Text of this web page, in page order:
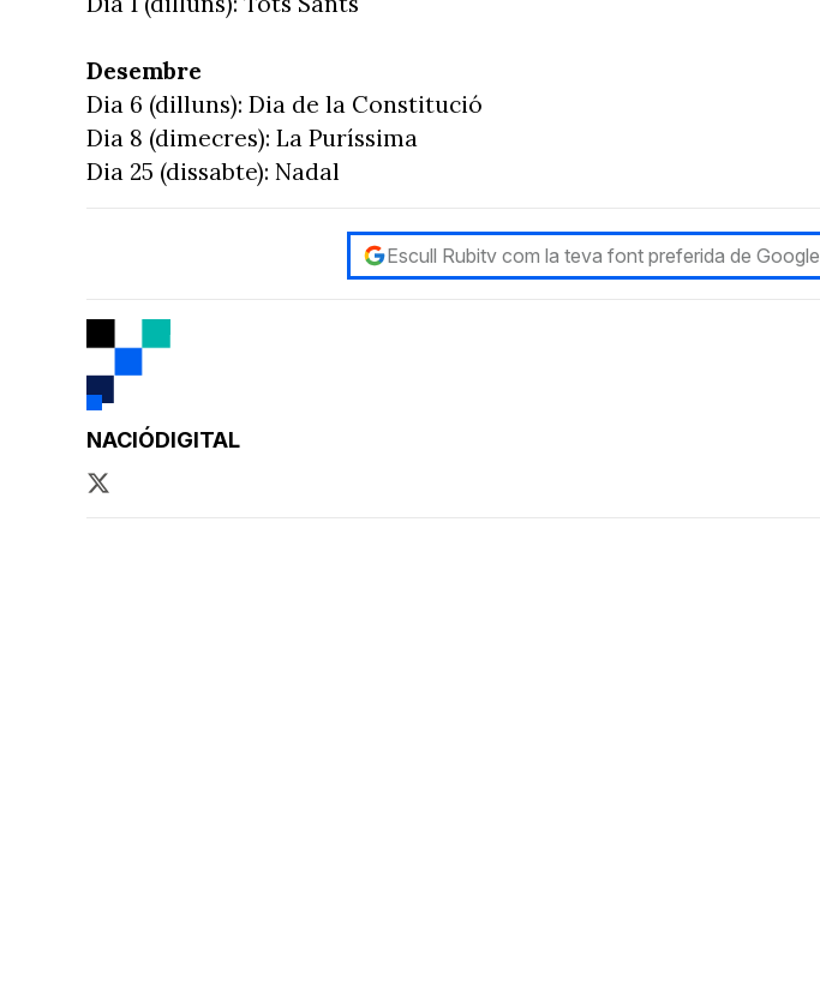
Desembre
Dia 6 (dilluns): Dia de la Constitució
Dia 8 (dimecres): La Puríssima
Dia 25 (dissabte): Nadal
Escull Rubitv com la teva font preferida de Google
NACIÓDIGITAL